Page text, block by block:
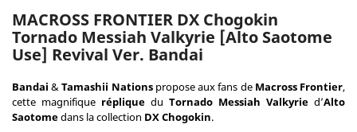
MACROSS FRONTIER DX Chogokin
Tornado Messiah Valkyrie [Alto Saotome
Use] Revival Ver. Bandai
Bandai &Tamashii Nationspropose aux fans de Macross Frontier,
cette magnifique réplique du Tornado Messiah Valkyrie d’Alto
Saotomedans la collection DX Chogokin.